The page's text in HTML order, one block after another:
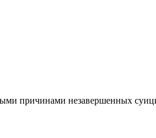
причинами незавершенных